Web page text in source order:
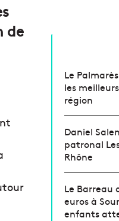
de
Le
les
région
Daniel
patronal
Rhône
Le Barreau
euros à
enfants